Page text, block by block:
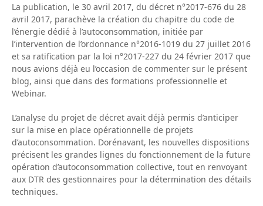
La publication, le 30 avril 2017, du décret n°2017-676 du 28
avril 2017, parachève la création du chapitre du code de
l’énergie dédié à l’autoconsommation, initiée par
l’intervention de l’ordonnance n°2016-1019 du 27 juillet 2016
et sa ratification par la loi n°2017-227 du 24 février 2017 que
nous avions déjà eu l’occasion de commenter sur le présent
blog, ainsi que dans des formations professionnelle et
Webinar.
L’analyse du projet de décret avait déjà permis d’anticiper
sur la mise en place opérationnelle de projets
d’autoconsommation. Dorénavant, les nouvelles dispositions
précisent les grandes lignes du fonctionnement de la future
opération d’autoconsommation collective, tout en renvoyant
aux DTR des gestionnaires pour la détermination des détails
techniques.